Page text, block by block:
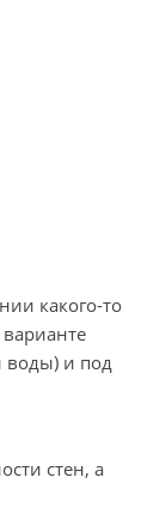
какого-то
воды) и под
стен, а